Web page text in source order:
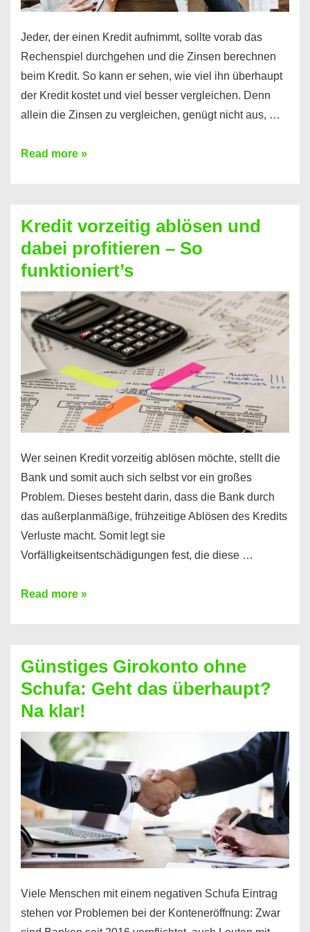
Jeder, der einen Kredit aufnimmt, sollte vorab das
Rechenspiel durchgehen und die Zinsen berechnen
beim Kredit. So kann er sehen, wie viel ihn überhaupt
der Kredit kostet und viel besser vergleichen. Denn
allein die Zinsen zu vergleichen, genügt nicht aus, …
Ganz
Kredit
berechnen
–
Mit
diesen
Regeln!
Read more »
Kredit vorzeitig ablösen und
dabei profitieren – So
funktioniert’s
Wer seinen Kredit vorzeitig ablösen möchte, stellt die
Bank und somit auch sich selbst vor ein großes
Problem. Dieses besteht darin, dass die Bank durch
das außerplanmäßige, frühzeitige Ablösen des Kredits
Verluste macht. Somit legt sie
Vorfälligkeitsentschädigungen fest, die diese …
Kredit
dabei
profitieren
–
So
funktioniert’s
Read more »
Günstiges Girokonto ohne
Schufa: Geht das überhaupt?
Na klar!
Viele Menschen mit einem negativen Schufa Eintrag
stehen vor Problemen bei der Konteneröffnung: Zwar